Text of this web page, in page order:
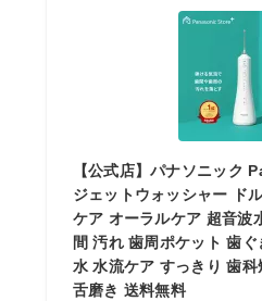
【公式店】パナソニック
ジェットウォッシャー ド
ケア オーラルケア 超音波
間 汚れ 歯周ポケット 歯
水 水流ケア すっきり 歯
舌磨き 送料無料